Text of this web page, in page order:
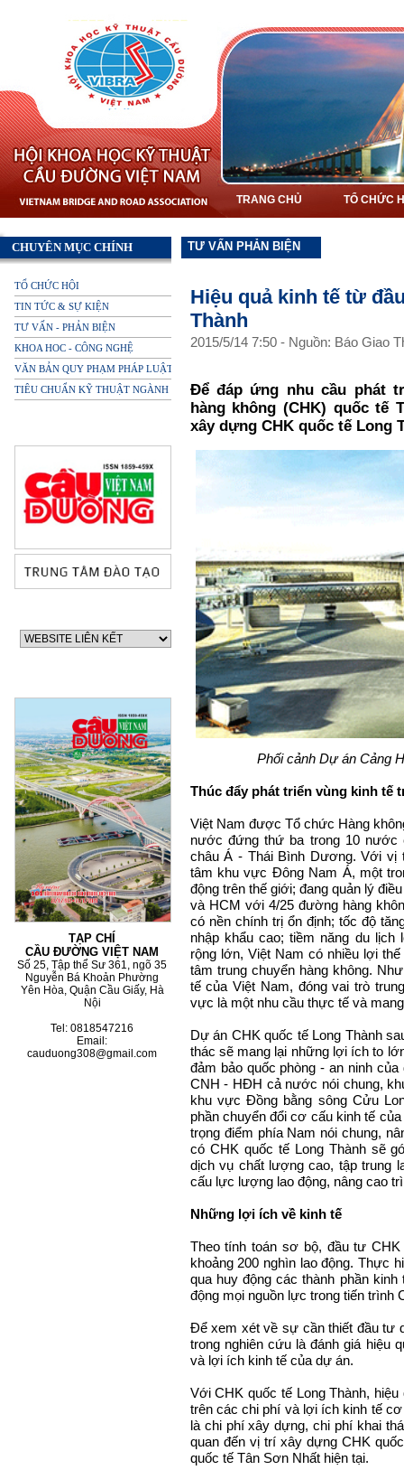
TRANG CHỦ TỔ CHỨC
CHUYÊN MỤC CHÍNH
TỔ CHỨC HỘI
TIN TỨC & SỰ KIỆN
TƯ VẤN - PHẢN BIỆN
KHOA HOC - CÔNG NGHỆ
VĂN BẢN QUY PHẠM PHÁP LUẬT
TIÊU CHUẨN KỸ THUẬT NGÀNH
TẠP CHÍ
CẦU ĐƯỜNG VIỆT NAM
Số 25, Tập thể Sư 361, ngõ 35
Nguyễn Bá Khoản Phường
Yên Hòa, Quận Cầu Giấy, Hà
Nội
Tel: 0818547216
Email:
cauduong308@gmail.com
TƯ VẤN PHẢN BIỆN
Hiệu quả kinh tế từ
Thành
2015/5/14 7:50- Nguồn: Báo Giao
Để đáp ứng nhu cầu phát
hàng không (CHK) quốc tế
xây dựng CHK quốc tế Long
Phối cảnh Dự án Cảng
Thúc đẩy phát triển vùng kinh tế
Việt Nam được Tổ chức Hàng
nước đứng thứ ba trong 10
châu Á - Thái Bình Dương. Với vị
tâm khu vực Đông Nam Á, một
động trên thế giới; đang quản lý
và HCM với 4/25 đường hàng
có nền chính trị ổn định; tốc độ
nhập khẩu cao; tiềm năng du
rộng lớn, Việt Nam có nhiều lợi
tâm trung chuyển hàng không.
tế của Việt Nam, đóng vai trò
vực là một nhu cầu thực tế và
Dự án CHK quốc tế Long Thành
thác sẽ mang lại những lợi ích to
đảm bảo quốc phòng - an ninh
CNH - HĐH cả nước nói chung,
khu vực Đồng bằng sông Cửu
phần chuyển đổi cơ cấu kinh tế
trọng điểm phía Nam nói chung,
có CHK quốc tế Long Thành sẽ
dịch vụ chất lượng cao, tập trung
cấu lực lượng lao động, nâng cao
Những lợi ích về kinh tế
Theo tính toán sơ bộ, đầu tư
khoảng 200 nghìn lao động. Thực
qua huy động các thành phần
động mọi nguồn lực trong tiến trình
Để xem xét về sự cần thiết đầu tư
trong nghiên cứu là đánh giá hiệu
và lợi ích kinh tế của dự án.
Với CHK quốc tế Long Thành,
trên các chi phí và lợi ích kinh tế
là chi phí xây dựng, chi phí khai
quan đến vị trí xây dựng CHK
quốc tế Tân Sơn Nhất hiện tại.
60 NĂM ĐIỆN BIÊN